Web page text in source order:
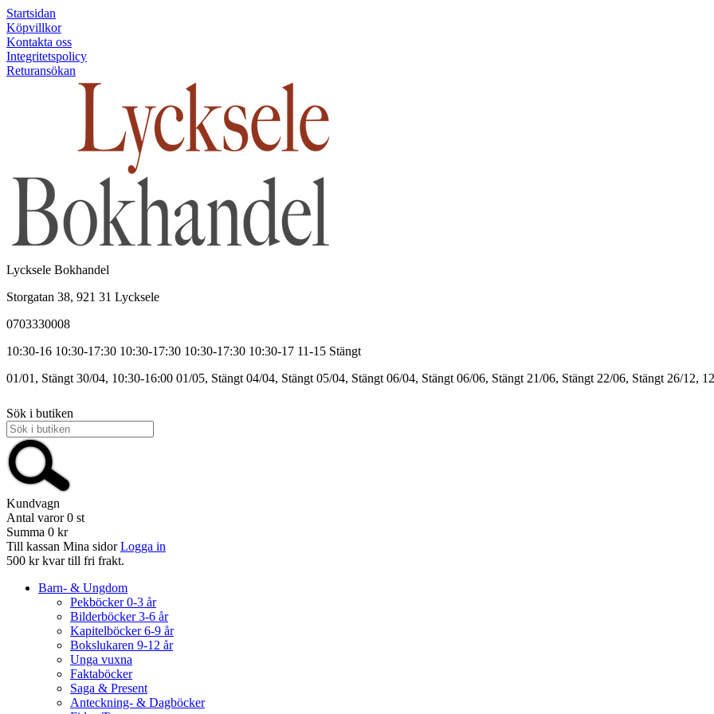
Startsidan
Köpvillkor
Kontakta oss
Integritetspolicy
Returansökan
Lycksele Bokhandel
Storgatan 38, 921 31 Lycksele
0703330008
10:30-16 10:30-17:30 10:30-17:30 10:30-17:30 10:30-17 11-15 Stängt
01/01, Stängt 30/04, 10:30-16:00 01/05, Stängt 04/04, Stängt 05/04, Stängt 06/04, Stängt 06/06, Stängt 21/06, Stängt 22/06, Stängt 26/12,
Sök i butiken
Kundvagn
Antal varor 0 st
Summa 0 kr
Till kassan Mina sidor Logga in
500 kr kvar till fri frakt.
Barn- & Ungdom
Pekböcker 0-3 år
Bilderböcker 3-6 år
Kapitelböcker 6-9 år
Bokslukaren 9-12 år
Unga vuxna
Faktaböcker
Saga & Present
Anteckning- & Dagböcker